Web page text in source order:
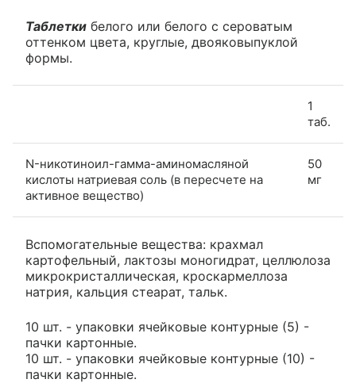
Таблетки белого или белого с сероватым
оттенком цвета, круглые, двояковыпуклой
формы.
1
таб.
N-никотиноил-гамма-аминомасляной
кислоты натриевая соль (в пересчете на
активное вещество)
50
мг
Вспомогательные вещества: крахмал
картофельный, лактозы моногидрат, целлюлоза
микрокристаллическая, кроскармеллоза
натрия, кальция стеарат, тальк.
10 шт. - упаковки ячейковые контурные (5) -
пачки картонные.
10 шт. - упаковки ячейковые контурные (10) -
пачки картонные.